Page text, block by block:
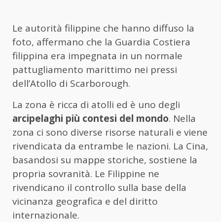
Le autorità filippine che hanno diffuso la
foto, affermano che la Guardia Costiera
filippina era impegnata in un normale
pattugliamento marittimo nei pressi
dell’Atollo di Scarborough.
La zona è ricca di atolli ed è uno degli
arcipelaghi più contesi del mondo. Nella
zona ci sono diverse risorse naturali e viene
rivendicata da entrambe le nazioni. La Cina,
basandosi su mappe storiche, sostiene la
propria sovranità. Le Filippine ne
rivendicano il controllo sulla base della
vicinanza geografica e del diritto
internazionale.